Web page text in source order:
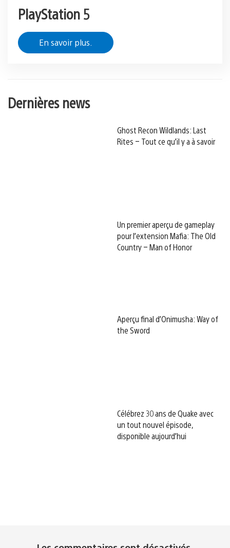
PlayStation 5
En savoir plus.
Dernières news
Ghost Recon Wildlands: Last
Rites – Tout ce qu’il y a à savoir
Un premier aperçu de gameplay
pour l’extension Mafia: The Old
Country – Man of Honor
Aperçu final d’Onimusha: Way of
the Sword
Célébrez 30 ans de Quake avec
un tout nouvel épisode,
disponible aujourd’hui